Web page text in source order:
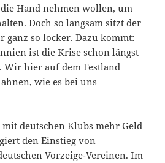
Hand nehmen wollen, um
Doch so langsam sitzt der
ganz so locker. Dazu kommt:
ist die Krise schon längst
Wir hier auf dem Festland
wie es bei uns
deutschen Klubs mehr Geld
den Einstieg von
Vorzeige-Vereinen. Im